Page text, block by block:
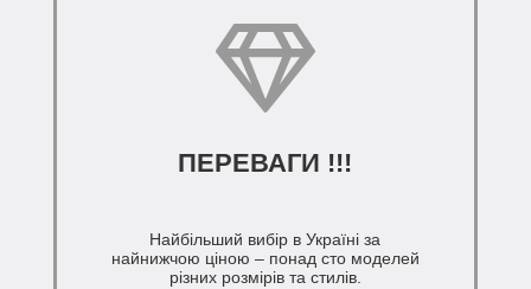
ПЕРЕВАГИ !!!
Найбільший вибір в Україні за
найнижчою ціною – понад сто моделей
різних розмірів та стилів.